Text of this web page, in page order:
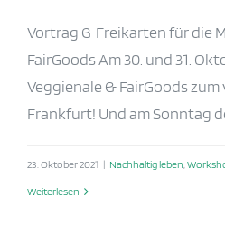
Vortrag & Freikarten für die
FairGoods Am 30. und 31.
Veggienale & FairGoods
Frankfurt! Und am Sonntag
23. Oktober 2021 | Nachhaltig leben
Weiterlesen